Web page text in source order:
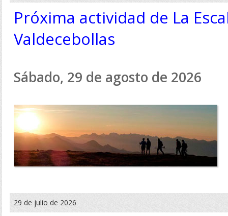
Próxima actividad de La
Valdecebollas
Sábado, 29 de agosto de 2026
29 de julio de 2026